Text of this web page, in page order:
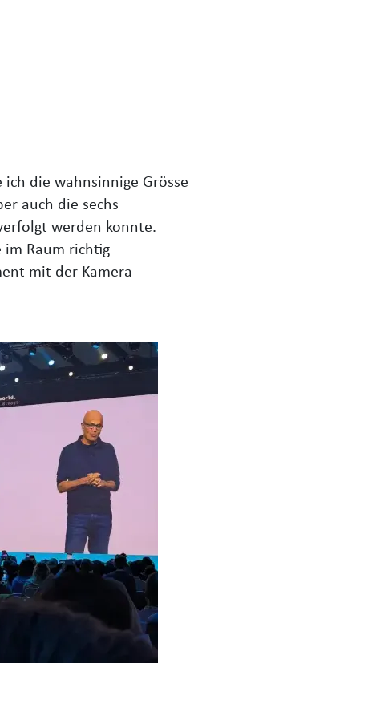
die wahnsinnige Grösse
auch die sechs
werden konnte.
im Raum richtig
mit der Kamera